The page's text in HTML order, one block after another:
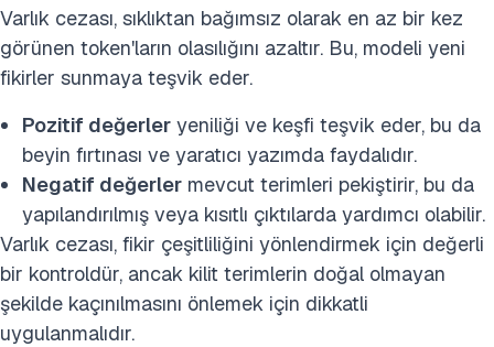
Varlık cezası, sıklıktan bağımsız olarak en az bir kez
görünen token'ların olasılığını azaltır. Bu, modeli yeni
fikirler sunmaya teşvik eder.
Pozitif değerler yeniliği ve keşfi teşvik eder, bu da
beyin fırtınası ve yaratıcı yazımda faydalıdır.
Negatif değerler mevcut terimleri pekiştirir, bu da
yapılandırılmış veya kısıtlı çıktılarda yardımcı olabilir.
Varlık cezası, fikir çeşitliliğini yönlendirmek için değerli
bir kontroldür, ancak kilit terimlerin doğal olmayan
şekilde kaçınılmasını önlemek için dikkatli
uygulanmalıdır.